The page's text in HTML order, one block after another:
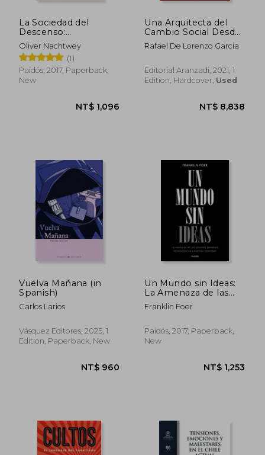
NT$ 1,004
La Sociedad del
Descenso:
Precariedad y
Desigualdad en la era
Posdemocrática (in
Spanish)
Oliver Nachtwey
(1)
Paidós, 2017, Paperback,
New
Una Arquitecta del
Cambio Social Desde
el Activismo y las
Politicas pu (in
Rafael De Lorenzo Garcia
Editorial Aranzadi, 2021, 1
Edition, Hardcover, Used
Vuelva Mañana (in
Spanish)
Carlos Larios
Vásquez Editores, 2025, 1
Edition, Paperback, New
Un Mundo sin Ideas:
La Amenaza de las
Grandes Tecnológicas
a Nuestra Identidad
Spanish)
Franklin Foer
Paidós, 2017, Paperback,
New